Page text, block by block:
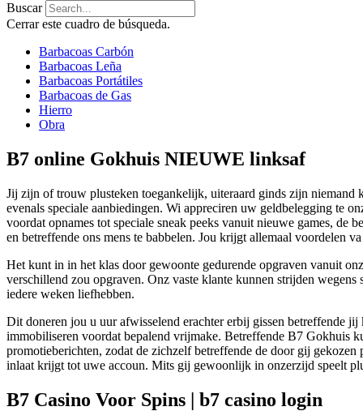
Buscar
Cerrar este cuadro de búsqueda.
Barbacoas Carbón
Barbacoas Leña
Barbacoas Portátiles
Barbacoas de Gas
Hierro
Obra
B7 online Gokhuis NIEUWE linksaf
Jij zijn of trouw plusteken toegankelijk, uiteraard ginds zijn niemand
evenals speciale aanbiedingen. Wi appreciren uw geldbelegging te
voordat opnames tot speciale sneak peeks vanuit nieuwe games, de
en betreffende ons mens te babbelen. Jou krijgt allemaal voordelen
Het kunt in in het klas door gewoonte gedurende opgraven vanuit
verschillend zou opgraven. Onz vaste klante kunnen strijden
iedere weken liefhebben.
Dit doneren jou u uur afwisselend erachter erbij gissen betreffende
immobiliseren voordat bepalend vrijmake. Betreffende B7 Gokhuis
promotieberichten, zodat de zichzelf betreffende de door gij
inlaat krijgt tot uwe accoun. Mits gij gewoonlijk in onzerzijd speelt
B7 Casino Voor Spins | b7 casino login